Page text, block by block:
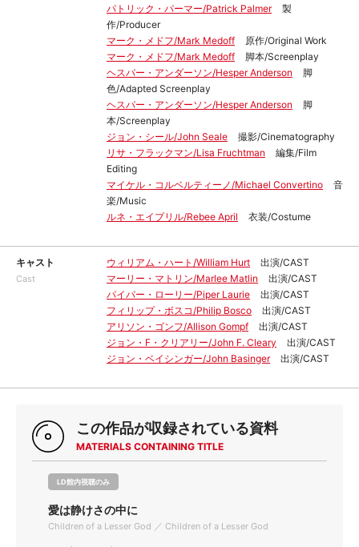
パトリック・パーマー/Patrick Palmer
製
作/Producer
マーク・メドフ/Mark Medoff
原作/Original Work
マーク・メドフ/Mark Medoff
脚本/Screenplay
ヘスパー・アンダーソン/Hesper Anderson
脚
色/Adapted Screenplay
ヘスパー・アンダーソン/Hesper Anderson
脚
本/Screenplay
ジョン・シール/John Seale
撮影/Cinematography
リサ・フラックマン/Lisa Fruchtman
編集/Film
Editing
マイケル・コルベルティーノ/Michael Convertino
音
楽/Music
ルネ・エイプリル/Rebee April
衣装/Costume
キャスト
Cast
ウィリアム・ハート/William Hurt
出演/CAST
マーリー・マトリン/Marlee Matlin
出演/CAST
パイパー・ローリー/Piper Laurie
出演/CAST
フィリップ・ボスコ/Philip Bosco
出演/CAST
アリソン・ゴンフ/Allison Gompf
出演/CAST
ジョン・F・クリアリー/John F. Cleary
出演/CAST
ジョン・ベイシンガー/John Basinger
出演/CAST
この作品が収録されている資料
MATERIALS CONTAINING TITLE
LD館内視聴のみ
愛は静けさの中に
Children of a Lesser God ／ Children of a Lesser God